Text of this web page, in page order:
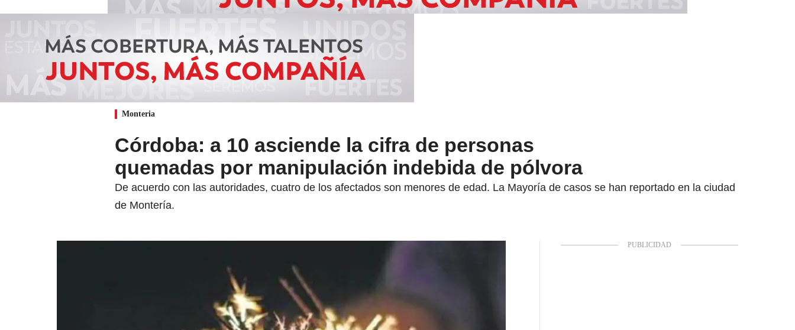
Monteria
Córdoba: a 10 asciende la cifra de personas
quemadas por manipulación indebida de pólvora
De acuerdo con las autoridades, cuatro de los afectados son menores de edad. La Mayoría de casos se han reportado en la ciudad
de Montería.